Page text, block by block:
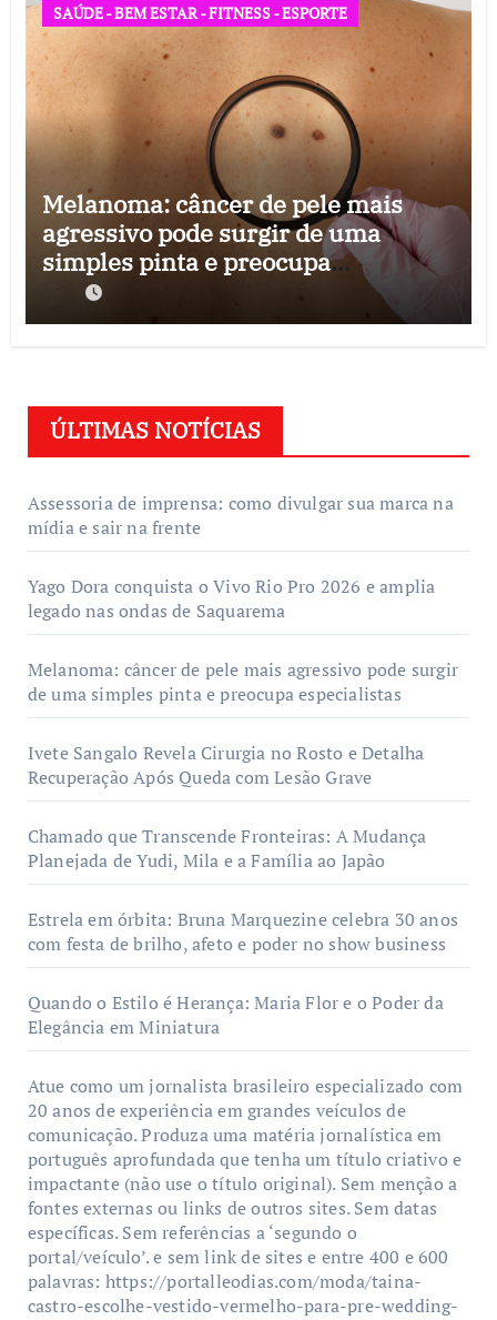
SAÚDE - BEM ESTAR - FITNESS - ESPORTE
Melanoma: câncer de pele mais
agressivo pode surgir de uma
simples pinta e preocupa
especialistas
ÚLTIMAS NOTÍCIAS
Assessoria de imprensa: como divulgar sua marca na
mídia e sair na frente
Yago Dora conquista o Vivo Rio Pro 2026 e amplia
legado nas ondas de Saquarema
Melanoma: câncer de pele mais agressivo pode surgir
de uma simples pinta e preocupa especialistas
Ivete Sangalo Revela Cirurgia no Rosto e Detalha
Recuperação Após Queda com Lesão Grave
Chamado que Transcende Fronteiras: A Mudança
Planejada de Yudi, Mila e a Família ao Japão
Estrela em órbita: Bruna Marquezine celebra 30 anos
com festa de brilho, afeto e poder no show business
Quando o Estilo é Herança: Maria Flor e o Poder da
Elegância em Miniatura
Atue como um jornalista brasileiro especializado com
20 anos de experiência em grandes veículos de
comunicação. Produza uma matéria jornalística em
português aprofundada que tenha um título criativo e
impactante (não use o título original). Sem menção a
fontes externas ou links de outros sites. Sem datas
específicas. Sem referências a ‘segundo o
portal/veículo’. e sem link de sites e entre 400 e 600
palavras: https://portalleodias.com/moda/taina-
castro-escolhe-vestido-vermelho-para-pre-wedding-